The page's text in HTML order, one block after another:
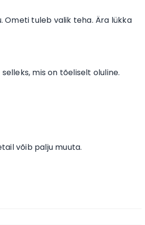
Ometi tuleb valik teha. Ära lükka
mis on tõeliselt oluline.
võib palju muuta.